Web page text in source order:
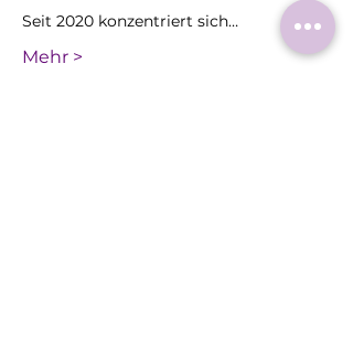
Seit 2020 konzentriert sich…
Mehr >